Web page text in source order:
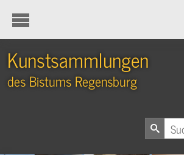
Kunstsammlungen
des Bistums Regensburg